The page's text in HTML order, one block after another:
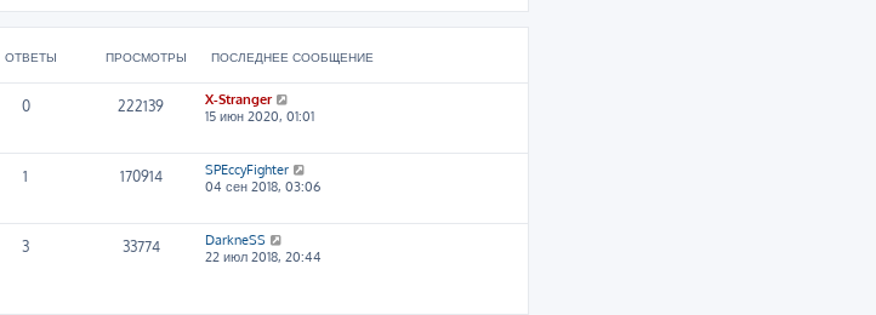
ОТВЕТЫ ПРОСМОТРЫ ПОСЛЕДНЕЕ СООБЩЕНИЕ
0 222139 X-Stranger
е
е
й
т
о
15 июн 2020, 01:01
1 170914 SPEccyFighter
е
е
т
04 сен 2018, 03:06
3 33774 DarkneSS
е
22 июл 2018, 20:44